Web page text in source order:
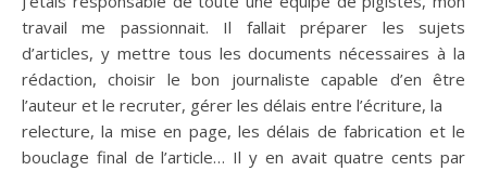
travail me passionnait. Il fallait préparer les sujets
d’articles, y mettre tous les documents nécessaires à la
rédaction, choisir le bon journaliste capable d’en être
l’auteur et le recruter, gérer les délais entre l’écriture, la
relecture, la mise en page, les délais de fabrication et le
bouclage final de l’article… Il y en avait quatre cents par